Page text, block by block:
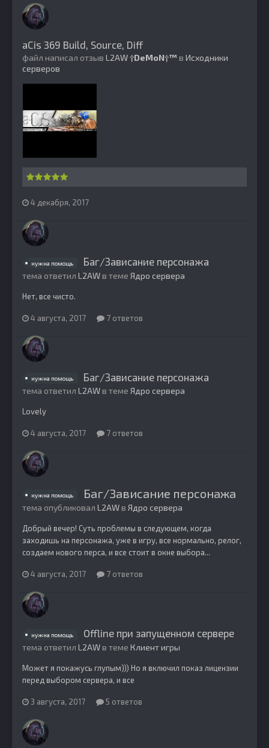
aCis 369 Build, Source, Diff
файл написал отзыв L2AW†DeMoN†™ в Исходники
серверов
4 декабря, 2017
нужна помощь Баг/Зависание персонажа
тема ответил L2AWв теме Ядро сервера
Нет, все чисто.
4 августа, 2017 7 ответов
нужна помощь Баг/Зависание персонажа
тема ответил L2AWв теме Ядро сервера
Lovely
4 августа, 2017 7 ответов
нужна помощь Баг/Зависание персонажа
тема опубликовал L2AWв Ядро сервера
Добрый вечер! Суть проблемы в следующем, когда
заходишь на персонажа, уже в игру, все нормально, релог,
создаем нового перса, и все стоит в окне выбора...
4 августа, 2017 7 ответов
нужна помощь Offline при запущенном сервере
тема ответил L2AWв теме Клиент игры
Может я покажусь глупым))) Но я включил показ лицензии
перед выбором сервера, и все
3 августа, 2017 5 ответов